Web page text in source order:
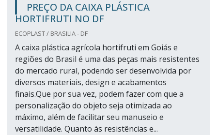
PREÇO DA CAIXA PLÁSTICA
HORTIFRUTI NO DF
ECOPLAST / BRASILIA - DF
A caixa plástica agrícola hortifruti em Goiás e
regiões do Brasil é uma das peças mais resistentes
do mercado rural, podendo ser desenvolvida por
diversos materiais, design e acabamentos
finais.Que por sua vez, podem fazer com que a
personalização do objeto seja otimizada ao
máximo, além de facilitar seu manuseio e
versatilidade. Quanto às resistências e...